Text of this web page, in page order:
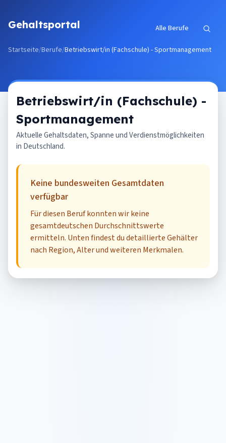
Gehaltsportal Alle Berufe
Startseite/Berufe/Betriebswirt/in (Fachschule) - Sportmanagement
Betriebswirt/in (Fachschule) -
Sportmanagement
Aktuelle Gehaltsdaten, Spanne und Verdienstmöglichkeiten
in Deutschland.
Keine bundesweiten Gesamtdaten
verfügbar
Für diesen Beruf konnten wir keine
gesamtdeutschen Durchschnittswerte
ermitteln. Unten findest du detaillierte Gehälter
nach Region, Alter und weiteren Merkmalen.